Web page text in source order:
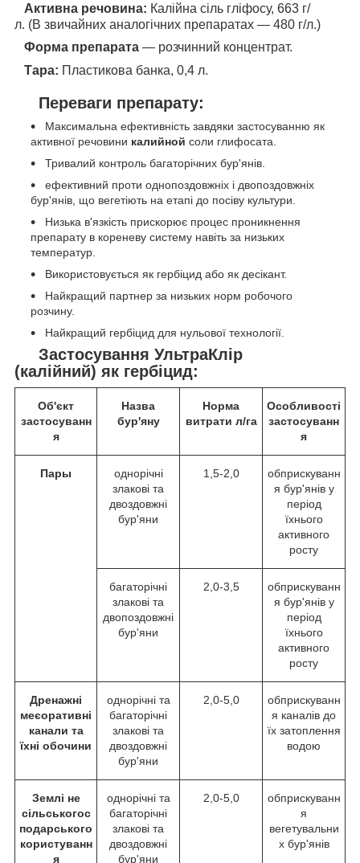
Активна речовина: Калійна сіль гліфосу, 663 г/
л. (В звичайних аналогічних препаратах — 480 г/л.)
Форма препарата — розчинний концентрат.
Тара: Пластикова банка, 0,4 л.
Переваги препарату:
Максимальна ефективність завдяки застосуванню як
активної речовини калийной соли глифосата.
Тривалий контроль багаторічних бур'янів.
ефективний проти однопоздовжніх і двопоздовжніх
бур'янів, що вегетіють на етапі до посіву культури.
Низька в'язкість прискорює процес проникнення
препарату в кореневу систему навіть за низьких
температур.
Використовується як гербіцид або як десікант.
Найкращий партнер за низьких норм робочого
розчину.
Найкращий гербіцид для нульової технології.
Застосування УльтраКлір
(калійний) як гербіцид:
Об'єкт
застосуванн
я
Назва
бур'яну
Норма
витрати л/га
Особливості
застосуванн
я
Пары
однорічні
злакові та
двоздовжні
бур'яни
1,5-2,0
обприскуванн
я бур'янів у
період
їхнього
активного
росту
багаторічні
злакові та
двопоздовжні
бур'яни
2,0-3,5
обприскуванн
я бур'янів у
період
їхнього
активного
росту
Дренажні
меєоративні
канали та
їхні обочини
однорічні та
багаторічні
злакові та
двоздовжні
бур'яни
2,0-5,0
обприскуванн
я каналів до
їх затоплення
водою
Землі не
сільськогос
подарського
користуванн
я
однорічні та
багаторічні
злакові та
двоздовжні
бур'яни
2,0-5,0
обприскуванн
я
вегетувальни
х бур'янів